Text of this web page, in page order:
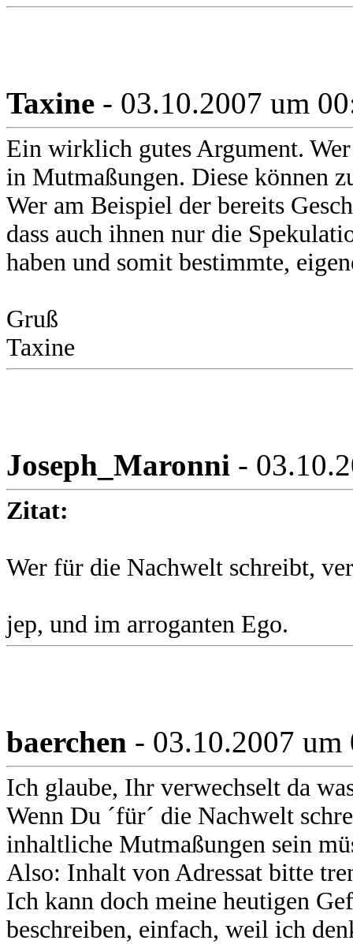
Taxine - 03.10.2007 um
Ein wirklich gutes Argument.
in Mutmaßungen. Diese können
Wer am Beispiel der bereits
dass auch ihnen nur die
haben und somit bestimmte,
Gruß
Taxine
Joseph_Maronni -
Zitat:
Wer für die Nachwelt schreibt,
jep, und im arroganten Ego.
baerchen - 03.10.2007
Ich glaube, Ihr verwechselt da
Wenn Du ´für´ die Nachwelt
inhaltliche Mutmaßungen sein
Also: Inhalt von Adressat bitte
Ich kann doch meine heutigen
beschreiben, einfach, weil ich